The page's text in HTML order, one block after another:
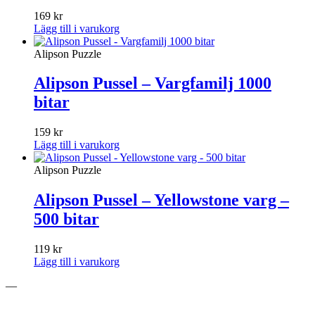
169 kr
Lägg till i varukorg
Alipson Puzzle
Alipson Pussel – Vargfamilj 1000
bitar
159 kr
Lägg till i varukorg
Alipson Puzzle
Alipson Pussel – Yellowstone varg –
500 bitar
119 kr
Lägg till i varukorg
—